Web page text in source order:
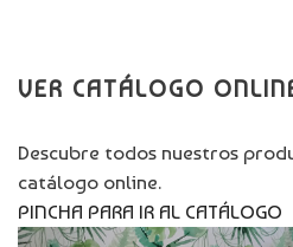
VER CATÁLOGO
Descubre todos nuestros
catálogo online.
PINCHA PARA IR AL CATÁLOGO